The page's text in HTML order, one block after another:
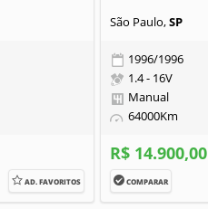
AD. FAVORITOS
São Paulo,SP
1996/1996
1.4 - 16V
Manual
64000Km
R$ 14.900,00
COMPARAR